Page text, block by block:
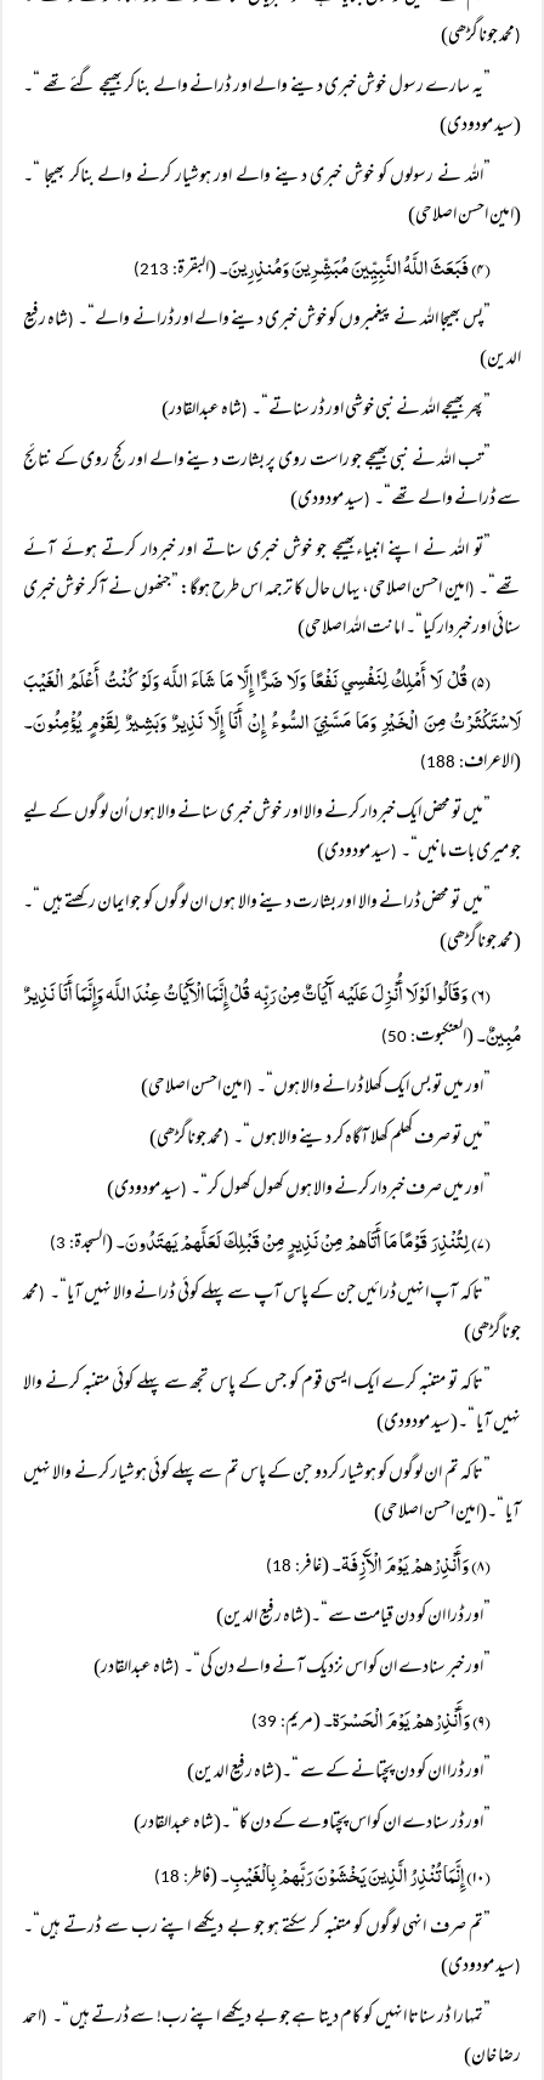
(محمد جوناگڑھی)
”یہ سارے رسول خوش خبری دینے والے اور ڈرانے والے بنا کر بھیجے گئے تھے “۔
(سید مودودی)
”اللہ نے رسولوں کو خوش خبری دینے والے اور ہوشیار کرنے والے بناکر بھیجا “۔
(امین احسن اصلاحی)
(۴) فَبَعَثَ اللَّہُ النَّبِیِّینَ مُبَشِّرِینَ وَمُنذِرِینَ۔ (البقرة: 213)
”پس بھیجا اللہ نے پیغمبروں کو خوش خبری دینے والے اور ڈرانے والے“۔ (شاہ رفیع
الدین)
”پھر بھیجے اللہ نے نبی خوشی اور ڈر سناتے“۔ (شاہ عبدالقادر)
”تب اللہ نے نبی بھیجے جو راست روی پر بشارت دینے والے اور کج روی کے نتائج
سے ڈرانے والے تھے“۔ (سید مودودی)
”تو اللہ نے اپنے انبیاءبھیجے جو خوش خبری سناتے اور خبردار کرتے ہوئے آئے
تھے“۔ (امین احسن اصلاحی، یہاں حال کا ترجمہ اس طرح ہوگا: ”جنھوں نے آکر خوش خبری
سنائی اور خبردار کیا“۔ امانت اللہ اصلاحی)
(۵) قُلْ لَا أَمْلِكُ لِنَفْسِي نَفْعًا وَلَا ضَرًّا إِلَّا مَا شَاءَ اللَّہ وَلَوْ كُنْتُ أَعْلَمُ الْغَيْبَ
لَاسْتَكْثَرْتُ مِنَ الْخَيْرِ وَمَا مَسَّنِيَ السُّوءُ إِنْ أَنَا إِلَّا نَذِيرٌ وَبَشِيرٌ لِقَوْمٍ يُؤْمِنُونَ۔
(الاعراف: 188)
”میں تو محض ایک خبردار کرنے والا اور خوش خبری سنانے والا ہوں اُن لوگوں کے لیے
جو میری بات مانیں“۔ (سید مودودی)
”میں تو محض ڈرانے والا اور بشارت دینے والا ہوں ان لوگوں کو جو ایمان رکھتے ہیں “۔
(محمد جوناگڑھی)
(۶) وَقَالُوا لَوْلَا أُنْزِلَ عَلَيْہ آَيَاتٌ مِنْ رَبِّہ قُلْ إِنَّمَا الْآَيَاتُ عِنْدَ اللَّہ وَإِنَّمَا أَنَا نَذِيرٌ
مُبِينٌ۔(العنکبوت: 50)
”اور میں تو بس ایک کھلا ڈرانے والا ہوں“۔ (امین احسن اصلاحی)
”میں تو صرف کھلم کھلا آگاہ کر دینے والا ہوں“۔ (محمد جوناگڑھی)
”اور میں صرف خبردار کرنے والا ہوں کھول کھول کر“۔ (سید مودودی)
(۷) لِتُنْذِرَ قَوْمًا مَا أَتَاھمْ مِنْ نَذِيرٍ مِنْ قَبْلِكَ لَعَلَّھمْ يَھتَدُونَ۔ (السجدة: 3)
”تاکہ آپ انہیں ڈرائیں جن کے پاس آپ سے پہلے کوئی ڈرانے والا نہیں آیا“۔ (محمد
جوناگڑھی)
”تاکہ تو متنبہ کرے ایک ایسی قوم کو جس کے پاس تجھ سے پہلے کوئی متنبہ کرنے والا
نہیں آیا “۔(سید مودودی)
”تاکہ تم ان لوگوں کو ہوشیار کردو جن کے پاس تم سے پہلے کوئی ہوشیار کرنے والا نہیں
آیا “۔(امین احسن اصلاحی)
(۸) وَأَنْذِرْھمْ يَوْمَ الْآَزِفَۃ۔ (غافر: 18)
”اور ڈرا ان کو دن قیامت سے“۔(شاہ رفیع الدین)
”اور خبر سنادے ان کو اس نزدیک آنے والے دن کی“۔ (شاہ عبدالقادر)
(۹) وَأَنْذِرْھمْ يَوْمَ الْحَسْرَۃ۔ (مریم: 39)
”اور ڈرا ان کو دن پچتانے کے سے “۔(شاہ رفیع الدین)
”اور ڈر سنادے ان کو اس پچتاوے کے دن کا“ ۔(شاہ عبدالقادر)
(۱٠) إِنَّمَا تُنْذِرُ الَّذِينَ يَخْشَوْنَ رَبَّھمْ بِالْغَيْبِ۔ (فاطر: 18)
”تم صرف انہی لوگوں کو متنبہ کر سکتے ہو جو بے دیکھے اپنے رب سے ڈرتے ہیں“۔
(سید مودودی)
”تمہارا ڈر سناتا انہیں کو کام دیتا ہے جو بے دیکھے اپنے رب! سے ڈرتے ہیں“۔ (احمد
رضا خان)